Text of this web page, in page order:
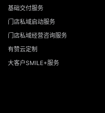
基础交付服务
门店私域启动服务
门店私域经营咨询服务
有赞云定制
大客户SMILE+服务